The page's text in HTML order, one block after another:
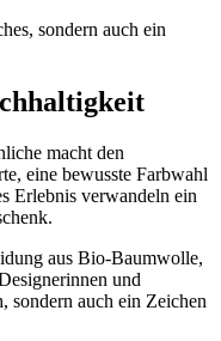
sondern auch ein
macht den
eine bewusste Farbwahl
Erlebnis verwandeln ein
aus Bio-Baumwolle,
und
sondern auch ein Zeichen